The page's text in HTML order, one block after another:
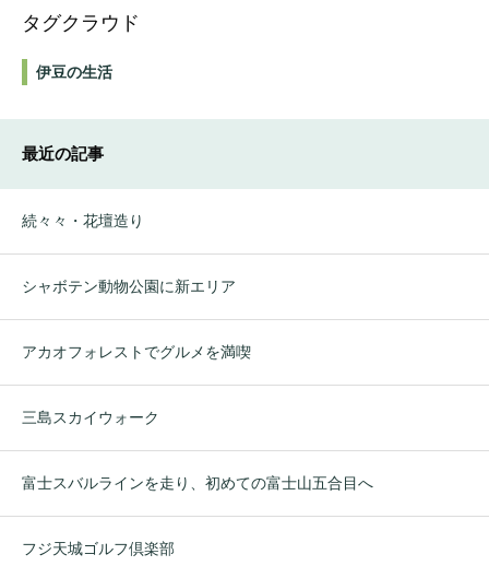
タグクラウド
伊豆の生活
最近の記事
続々々・花壇造り
シャボテン動物公園に新エリア
アカオフォレストでグルメを満喫
三島スカイウォーク
富士スバルラインを走り、初めての富士山五合目へ
フジ天城ゴルフ倶楽部